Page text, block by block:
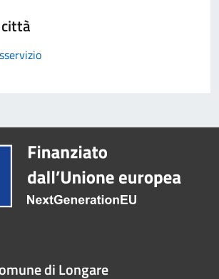
di Longare